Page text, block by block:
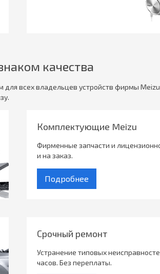
качества
всех владельцев устройств фирмы
Комплектующие Meizu
Фирменные запчасти и
и на заказ.
Подробнее
Срочный ремонт
Устранение типовых
часов. Без переплаты.